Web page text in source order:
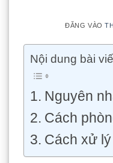
ĐĂNG VÀO
Nội dung bài
Nguyên
Cách
Cách xử